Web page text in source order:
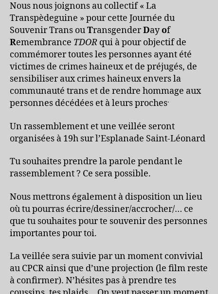
Nous nous joignons au collectif « La
Transpèdeguine » pour cette Journée du
Souvenir Trans ouTransgenderDayof
Remembrance TDOR qui à pour objectif de
commémorer toutes les personnes ayant été
victimes de crimes haineux et de préjugés, de
sensibiliser aux crimes haineux envers la
communauté trans et de rendre hommage aux
personnes décédées et à leurs proches.
Un rassemblement et une veillée seront
organisées à 19h sur l’Esplanade Saint-Léonard
Tu souhaites prendre la parole pendant le
rassemblement ? Ce sera possible.
Nous mettrons également à disposition un lieu
où tu pourras écrire/dessiner/accrocher/… ce
que tu souhaites pour te souvenir des personnes
importantes pour toi.
La veillée sera suivie par un moment convivial
au CPCR ainsi que d’une projection (le film reste
à confirmer). N’hésites pas à prendre tes